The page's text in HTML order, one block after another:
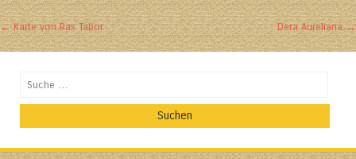
Artikel-Navigation
←Karte von Ras Tabor Dera Aureliana→
Suchen